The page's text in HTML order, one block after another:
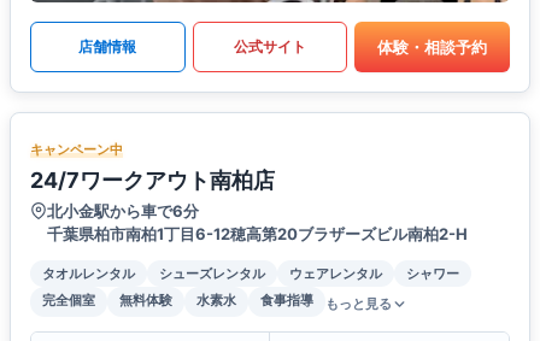
店舗情報 公式サイト 体験・相談予約
キャンペーン中
24/7ワークアウト南柏店
北小金駅から車で6分
千葉県柏市南柏1丁目6-12穂高第20ブラザーズビル南柏2-H
タオルレンタル シューズレンタル ウェアレンタル
シャワー
完全個室
無料体験 水素水 食事指導 もっと見る